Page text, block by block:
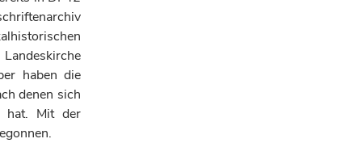
haben die
denen sich
hat. Mit der